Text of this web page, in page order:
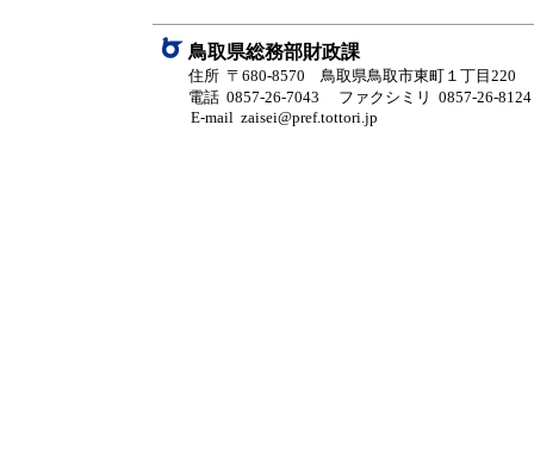
鳥取県総務部財政課
住所 〒680-8570 鳥取県鳥取市東町１丁目220
電話 0857-26-7043
ファクシミリ 0857-26-8124
E-mail zaisei@pref.tottori.jp